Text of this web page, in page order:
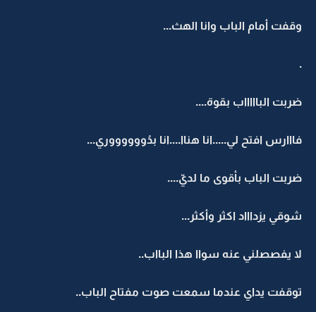
وقفت أمام الباب وانا الهث...
.
ضربت الباااااب بقوة....
فااارس افتح لي.....انا هناا....انا بدُووووووري...
ضربت الباب بأقوى ما لديّ....
شوقي يزداااد اكثر وأكثر...
لا يفصصلني عنه سواا هذا البااب..
توقفت يداي عندما سمعت صوت مفتاح الباب..